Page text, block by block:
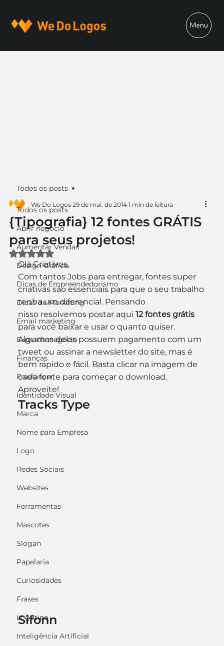
Menu
Todos os posts
Abrir negócio
Aumentar Vendas
Design Gráfico
Dicas de Empreendedorismo
Dicas de Marketing
Email marketing
Expandir negócio
Finanças
Freelancer
Identidade Visual
Marca
Nome para Empresa
Logo
Redes Sociais
Websites
Ferramentas
Mascotes
Slogan
Papelaria
Curiosidades
Frases
Logotipo
Inteligência Artificial
Todos os posts
{Tipografia} 12 fontes GRÁTIS
para seus projetos!
We Do Logos 29 de mai. de 2014 1 min de leitura
Avaliado com NaN de 5 estrelas.
Olá Criativos,
Com tantos Jobs para entregar, fontes super
criativas são essenciais para que o seu trabalho
tenha um diferencial. Pensando
nisso resolvemos postar aqui 12 fontes grátis
para você baixar e usar o quanto quiser.
Algumas delas possuem pagamento com um
tweet ou assinar a newsletter do site, mas é
bem rápido e fácil. Basta clicar na imagem de
cada fonte para começar o download.
Aproveite!
Tracks Type
Sifonn